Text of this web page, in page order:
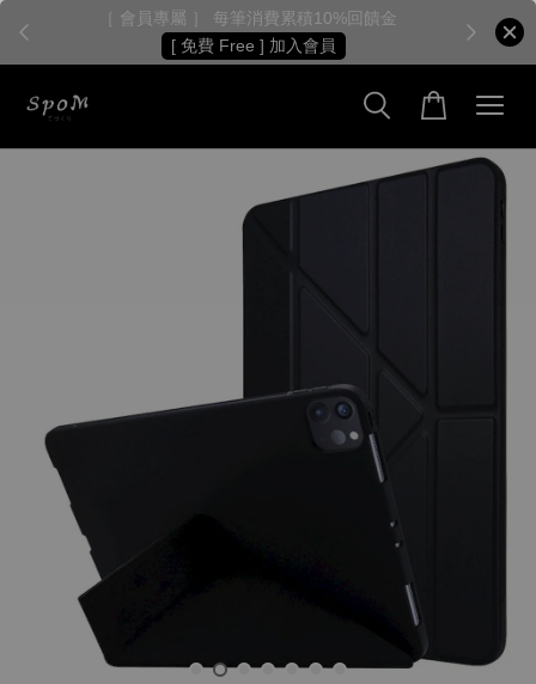
［ 會員專屬 ］ 每筆消費累積10%回饋金
[ 免費 Free ] 加入會員